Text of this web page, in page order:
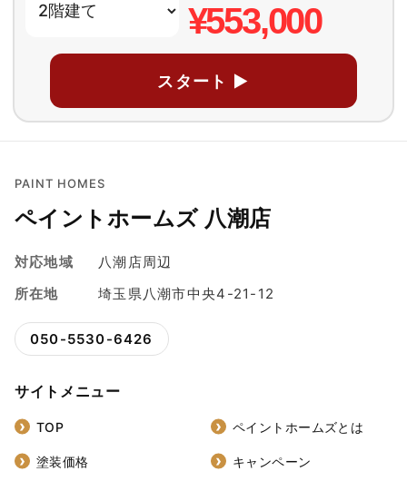
¥553,000
スタート ▶
PAINT HOMES
ペイントホームズ 八潮店
対応地域
八潮店周辺
所在地
埼玉県八潮市中央4-21-12
050-5530-6426
サイトメニュー
TOP ペイントホームズとは
塗装価格 キャンペーン